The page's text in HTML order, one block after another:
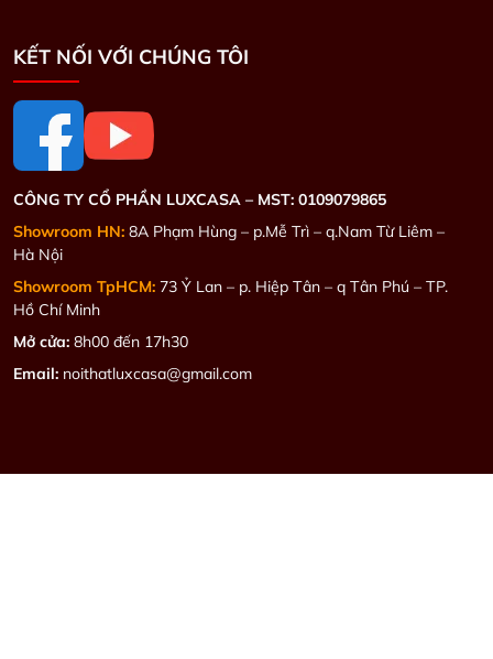
KẾT NỐI VỚI CHÚNG TÔI
CÔNG TY CỔ PHẦN LUXCASA – MST: 0109079865
Showroom HN: 8A Phạm Hùng – p.Mễ Trì – q.Nam Từ Liêm –
Hà Nội
Showroom TpHCM: 73 Ỷ Lan – p. Hiệp Tân – q Tân Phú – TP.
Hồ Chí Minh
Mở cửa: 8h00 đến 17h30
Email: noithatluxcasa@gmail.com